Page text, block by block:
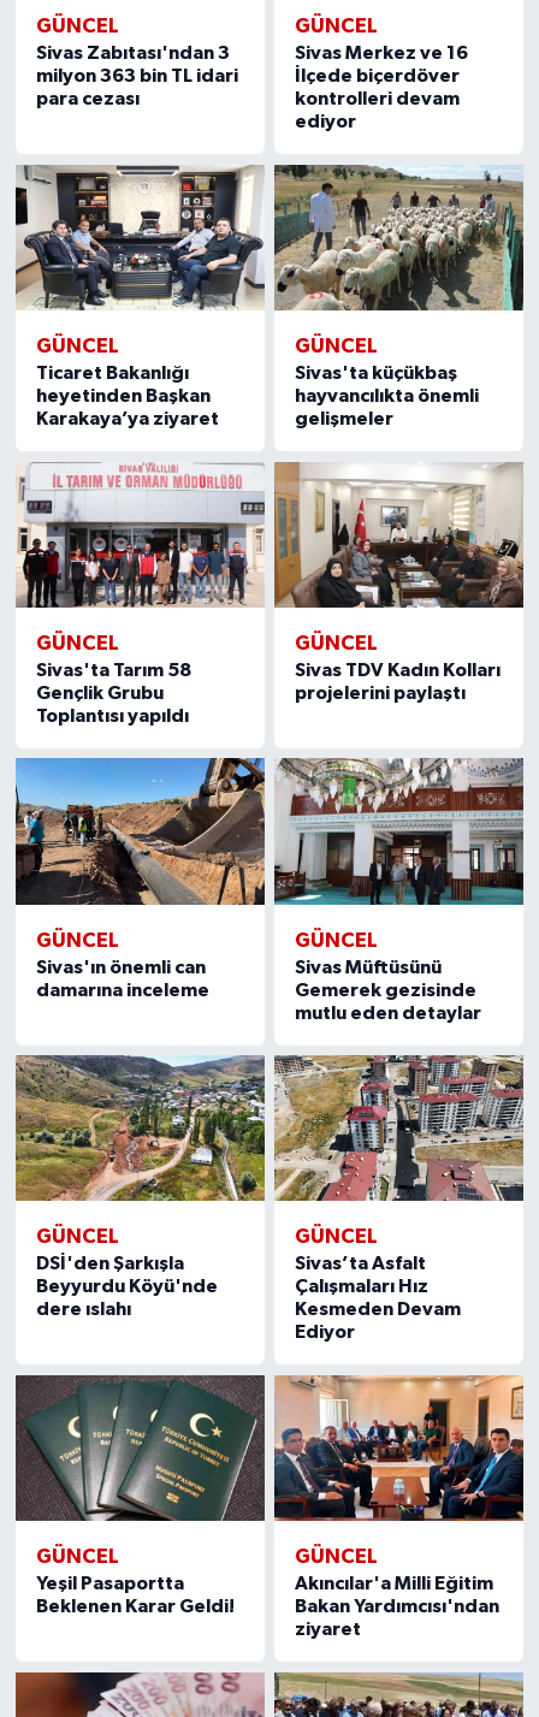
GÜNCEL
Sivas Zabıtası'ndan 3
milyon 363 bin TL idari
para cezası
GÜNCEL
Sivas Merkez ve 16
İlçede biçerdöver
kontrolleri devam
ediyor
GÜNCEL
Ticaret Bakanlığı
heyetinden Başkan
Karakaya’ya ziyaret
GÜNCEL
Sivas'ta küçükbaş
hayvancılıkta önemli
gelişmeler
GÜNCEL
Sivas'ta Tarım 58
Gençlik Grubu
Toplantısı yapıldı
GÜNCEL
Sivas TDV Kadın Kolları
projelerini paylaştı
GÜNCEL
Sivas'ın önemli can
damarına inceleme
GÜNCEL
Sivas Müftüsünü
Gemerek gezisinde
mutlu eden detaylar
GÜNCEL
DSİ'den Şarkışla
Beyyurdu Köyü'nde
dere ıslahı
GÜNCEL
Sivas’ta Asfalt
Çalışmaları Hız
Kesmeden Devam
Ediyor
GÜNCEL
Yeşil Pasaportta
Beklenen Karar Geldi!
GÜNCEL
Akıncılar'a Milli Eğitim
Bakan Yardımcısı'ndan
ziyaret